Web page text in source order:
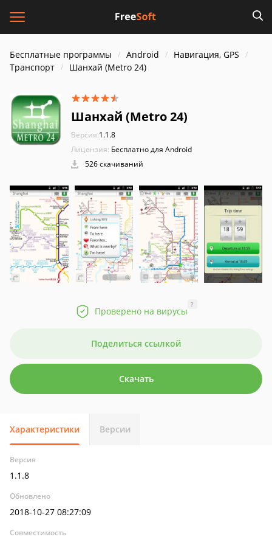
Бесплатные программы Android
Навигация, GPS
Транспорт
Шанхай (Metro 24)
Шанхай (Metro 24)
Версия:1.1.8
Лицензия: Бесплатно для Android
526 скачиваний
Проверено на вирусы
?
Поделиться ссылкой
Скачать
Характеристики Версии
Версия
1.1.8
Обновлено
2018-10-27 08:27:09
Совместимость